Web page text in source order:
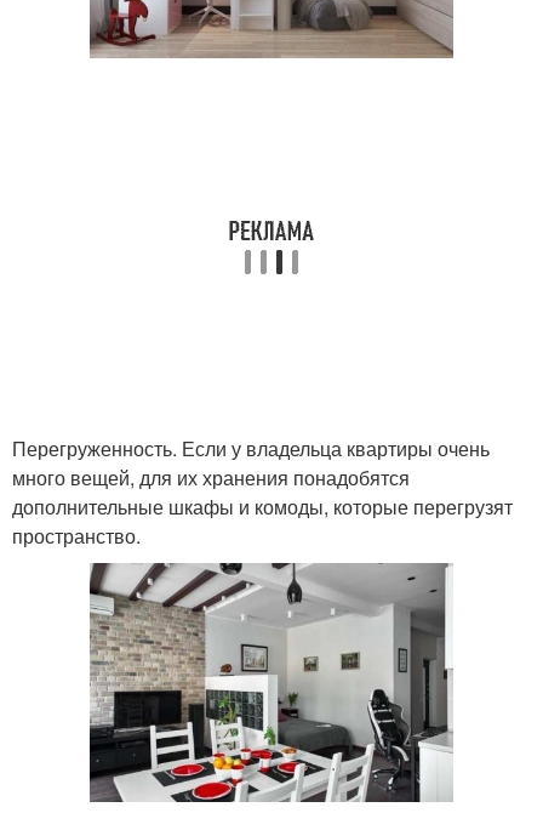
Перегруженность. Если у владельца квартиры очень
много вещей, для их хранения понадобятся
дополнительные шкафы и комоды, которые перегрузят
пространство.